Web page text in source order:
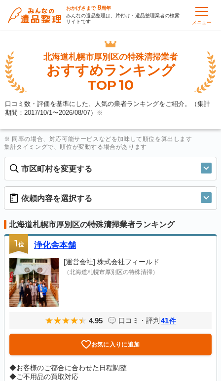
おかげさまで 8周年
みんなの遺品整理は、片付け・遺品整理業者の検索
サイトです
メニュー
北海道札幌市厚別区の特殊清掃業者
おすすめランキング
TOP10
口コミ数・評価を基準にした、人気の業者ランキングをご紹介。（集計
期間：2017/10/1〜2026/08/07） ※
※ 同率の場合、対応可能サービスなどを加味して順位を算出します
集計タイミングで、順位が変動する場合があります
市区町村を変更する
依頼内容を選択する
北海道札幌市厚別区の特殊清掃業者ランキング
1位 浄化舎本舗
[運営会社] 株式会社フィールド
（北海道札幌市厚別区の特殊清掃）
4.95 口コミ・評判 41件
お気に入りに追加
◆お客様のご都合に合わせた日程調整
◆ご不用品の買取対応